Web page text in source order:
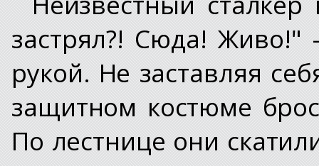
застрял?! Сюда! Живо!"
рукой. Не заставляя
защитном костюме
По лестнице они